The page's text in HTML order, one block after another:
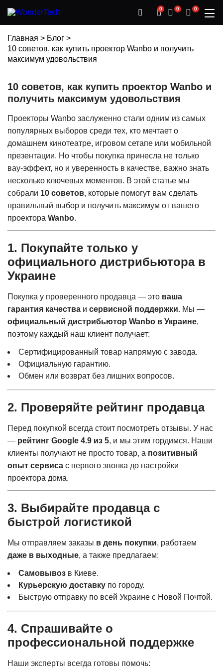
0 0 0
Главная > Блог >
10 советов, как купить проектор Wanbo и получить
максимум удовольствия
10 советов, как купить проектор Wanbo и
получить максимум удовольствия
Проекторы Wanbo заслуженно стали одним из самых
популярных выборов среди тех, кто мечтает о
домашнем кинотеатре, игровом сетапе или мобильной
презентации. Но чтобы покупка принесла не только
вау-эффект, но и уверенность в качестве, важно знать
несколько ключевых моментов. В этой статье мы
собрали 10 советов, которые помогут вам сделать
правильный выбор и получить максимум от вашего
проектора Wanbo.
1. Покупайте только у
официального дистрибьютора в
Украине
Покупка у проверенного продавца — это ваша
гарантия качества и сервисной поддержки. Мы —
официальный дистрибьютор Wanbo в Украине,
поэтому каждый наш клиент получает:
Сертифицированный товар напрямую с завода.
Официальную гарантию.
Обмен или возврат без лишних вопросов.
2. Проверяйте рейтинг продавца
Перед покупкой всегда стоит посмотреть отзывы. У нас
— рейтинг Google 4.9 из 5, и мы этим гордимся. Наши
клиенты получают не просто товар, а позитивный
опыт сервиса с первого звонка до настройки
проектора дома.
3. Выбирайте продавца с
быстрой логистикой
Мы отправляем заказы в день покупки, работаем
даже в выходные, а также предлагаем:
Самовывоз в Киеве.
Курьерскую доставку по городу.
Быструю отправку по всей Украине с Новой Почтой.
4. Спрашивайте о
профессиональной поддержке
Наши эксперты всегда готовы помочь: